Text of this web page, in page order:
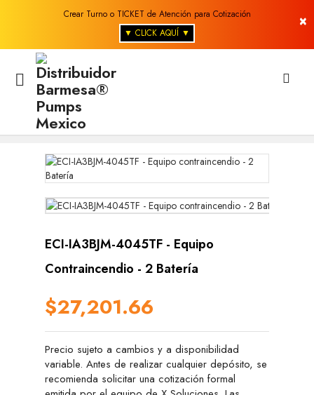
×
Crear Turno o TICKET de Atención para Cotización
▼ CLICK AQUÍ ▼

ECI-IA3BJM-4045TF - Equipo
Contraincendio - 2 Batería
$27,201.66
Precio sujeto a cambios y a disponibilidad
variable. Antes de realizar cualquier depósito, se
recomienda solicitar una cotización formal